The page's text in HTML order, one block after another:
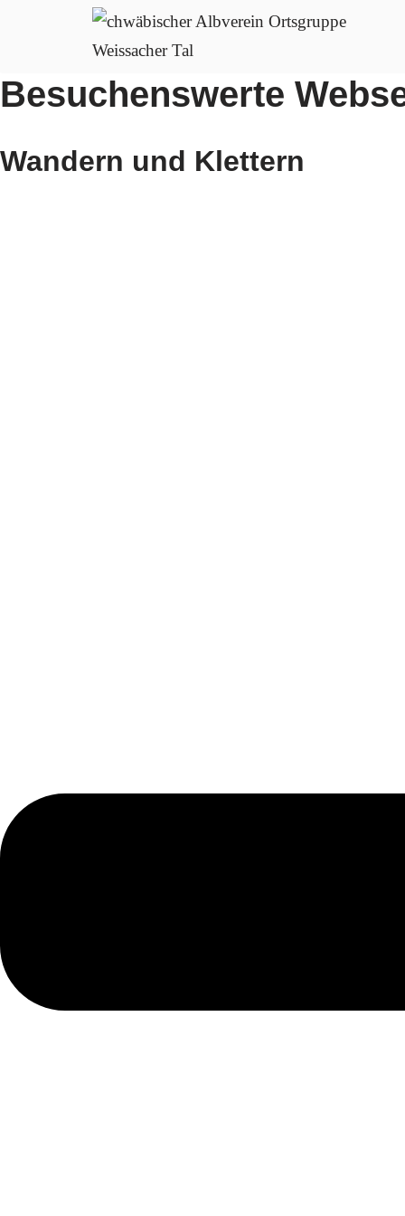
Inhalt
springen
Besuchenswerte
Wandern und Klettern